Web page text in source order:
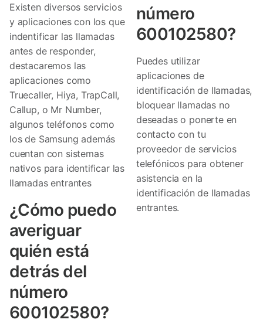
Existen diversos servicios
y aplicaciones con los que
indentificar las llamadas
antes de responder,
destacaremos las
aplicaciones como
Truecaller, Hiya, TrapCall,
Callup, o Mr Number,
algunos teléfonos como
los de Samsung además
cuentan con sistemas
nativos para identificar las
llamadas entrantes
¿Cómo puedo
averiguar
quién está
detrás del
número
600102580?
número
600102580?
Puedes utilizar
aplicaciones de
identificación de llamadas,
bloquear llamadas no
deseadas o ponerte en
contacto con tu
proveedor de servicios
telefónicos para obtener
asistencia en la
identificación de llamadas
entrantes.